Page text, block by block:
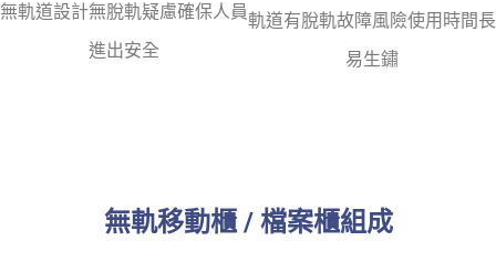
無軌道設計無脫軌疑慮確保人員
進出安全
軌道有脫軌故障風險使用時間長
易生鏽
無軌移動櫃 / 檔案櫃組成